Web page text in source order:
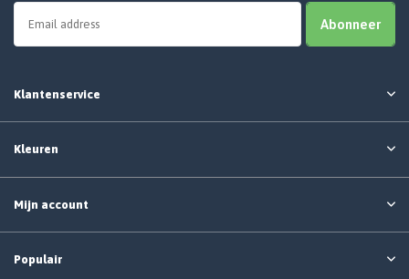
Abonneer
Klantenservice
Kleuren
Mijn account
Populair